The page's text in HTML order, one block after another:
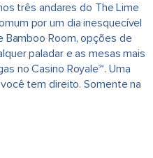
três andares do The Lime
por um dia inesquecível
Room, opções de
paladar e as mesas mais
no Casino Royale℠. Uma
tem direito. Somente na